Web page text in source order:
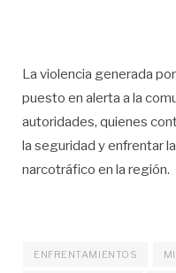
La violencia generada
puesto en alerta a la
autoridades, quienes
la seguridad y enfrentar
narcotráfico en la región.
ENFRENTAMIENTOS